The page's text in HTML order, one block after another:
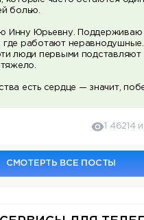
болью.
Инну Юрьевну. Поддерживаю
работают неравнодушные.
люди первыми подставляют
есть сердце — значит,
1 46214
СМОТЕРТЬ ВСЕ ПОСТЫ